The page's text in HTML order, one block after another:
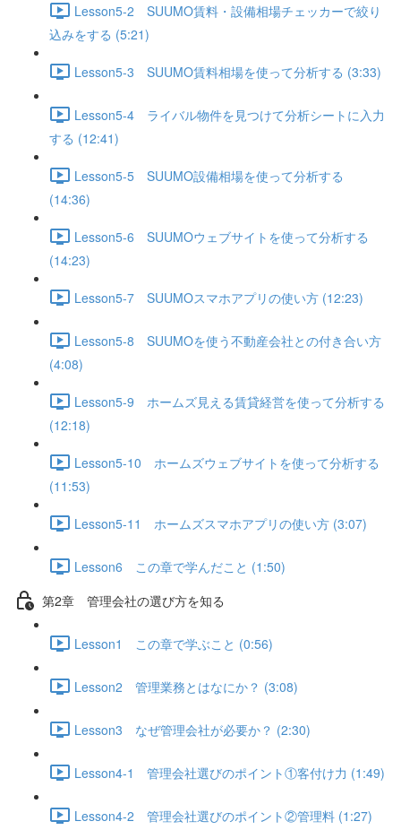
Lesson5-2 SUUMO賃料・設備相場チェッカーで絞り
込みをする (5:21)
Lesson5-3 SUUMO賃料相場を使って分析する (3:33)
Lesson5-4 ライバル物件を見つけて分析シートに入力
する (12:41)
Lesson5-5 SUUMO設備相場を使って分析する
(14:36)
Lesson5-6 SUUMOウェブサイトを使って分析する
(14:23)
Lesson5-7 SUUMOスマホアプリの使い方 (12:23)
Lesson5-8 SUUMOを使う不動産会社との付き合い方
(4:08)
Lesson5-9 ホームズ見える賃貸経営を使って分析する
(12:18)
Lesson5-10 ホームズウェブサイトを使って分析する
(11:53)
Lesson5-11 ホームズスマホアプリの使い方 (3:07)
Lesson6 この章で学んだこと (1:50)
第2章 管理会社の選び方を知る
Lesson1 この章で学ぶこと (0:56)
Lesson2 管理業務とはなにか？ (3:08)
Lesson3 なぜ管理会社が必要か？ (2:30)
Lesson4-1 管理会社選びのポイント①客付け力 (1:49)
Lesson4-2 管理会社選びのポイント②管理料 (1:27)